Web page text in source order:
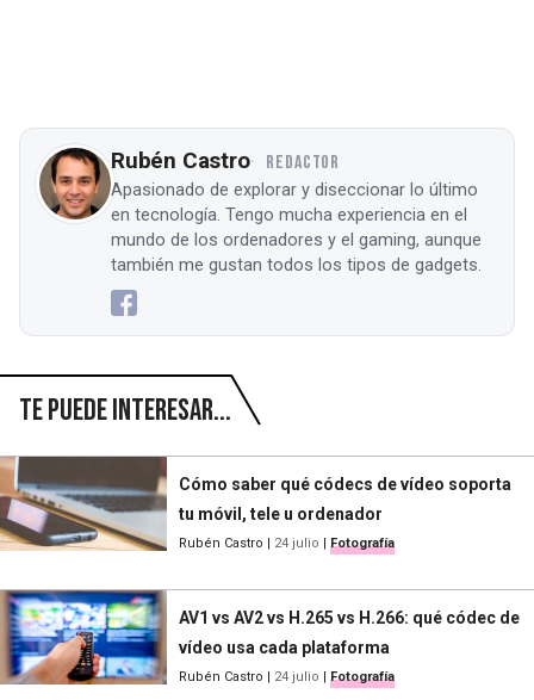
Rubén Castro REDACTOR
Apasionado de explorar y diseccionar lo último
en tecnología. Tengo mucha experiencia en el
mundo de los ordenadores y el gaming, aunque
también me gustan todos los tipos de gadgets.
Te puede interesar...
Cómo saber qué códecs de vídeo soporta
tu móvil, tele u ordenador
Rubén Castro 24 julio Fotografía
AV1 vs AV2 vs H.265 vs H.266: qué códec de
vídeo usa cada plataforma
Rubén Castro 24 julio Fotografía